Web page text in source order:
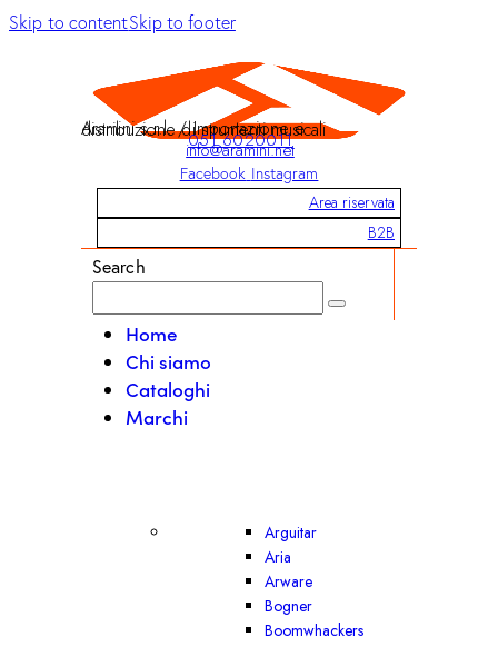
Skip to contentSkip to footer
Aramini s.r.l. / Importazione e distribuzione di strumenti musicali
051 6020011
info@aramini.net
Facebook Instagram
Area riservata
B2B
Search
Home
Chi siamo
Cataloghi
Marchi
Arguitar
Aria
Arware
Bogner
Boomwhackers